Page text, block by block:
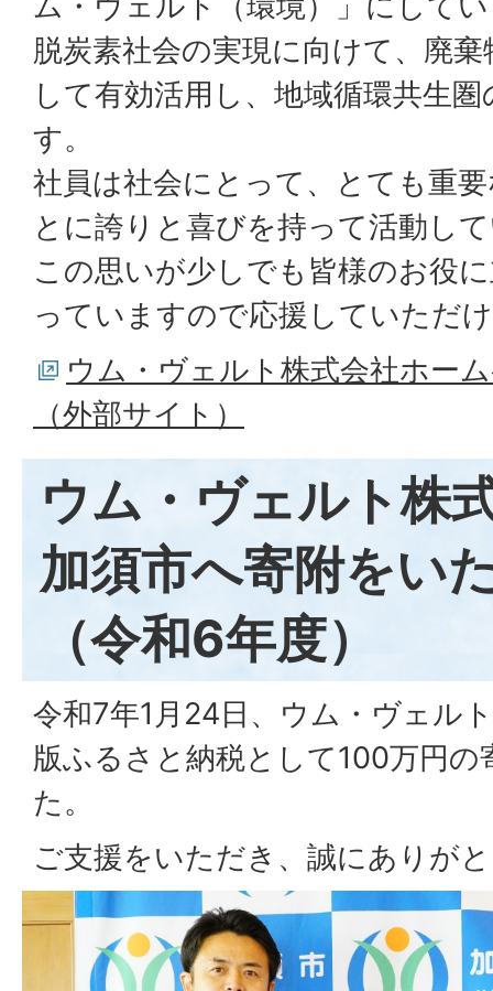
脱炭素社会の実現に向けて、廃
して有効活用し、地域循環共生
す。
社員は社会にとって、とても重
とに誇りと喜びを持って活動し
この思いが少しでも皆様のお役
っていますので応援していただ
ウム・ヴェルト株式会社ホー
（外部サイト）
ウム・ヴェルト株
加須市へ寄附をい
（令和6年度）
令和7年1月24日、ウム・ヴェル
版ふるさと納税として100万円
た。
ご支援をいただき、誠にありが